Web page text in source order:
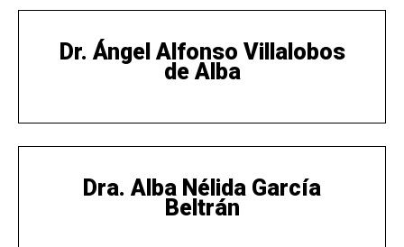
Dr. Ángel Alfonso Villalobos
de Alba
Dra. Alba Nélida García
Beltrán